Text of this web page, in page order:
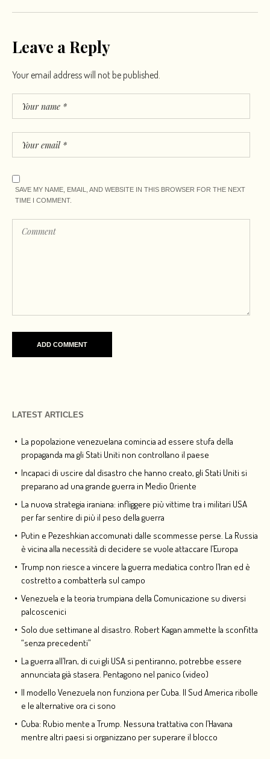
Leave a Reply
Your email address will not be published.
SAVE MY NAME, EMAIL, AND WEBSITE IN THIS BROWSER FOR THE NEXT
TIME I COMMENT.
LATEST ARTICLES
La popolazione venezuelana comincia ad essere stufa della
propaganda ma gli Stati Uniti non controllano il paese
Incapaci di uscire dal disastro che hanno creato, gli Stati Uniti si
preparano ad una grande guerra in Medio Oriente
La nuova strategia iraniana: infliggere più vittime tra i militari USA
per far sentire di più il peso della guerra
Putin e Pezeshkian accomunati dalle scommesse perse. La Russia
è vicina alla necessità di decidere se vuole attaccare l’Europa
Trump non riesce a vincere la guerra mediatica contro l’Iran ed è
costretto a combatterla sul campo
Venezuela e la teoria trumpiana della Comunicazione su diversi
palcoscenici
Solo due settimane al disastro. Robert Kagan ammette la sconfitta
“senza precedenti”
La guerra all’Iran, di cui gli USA si pentiranno, potrebbe essere
annunciata già stasera. Pentagono nel panico (video)
Il modello Venezuela non funziona per Cuba. Il Sud America ribolle
e le alternative ora ci sono
Cuba: Rubio mente a Trump. Nessuna trattativa con l’Havana
mentre altri paesi si organizzano per superare il blocco